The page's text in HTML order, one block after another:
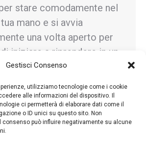
Gestisci Consenso
utilizziamo tecnologie come i cookie
alle informazioni del dispositivo. Il
ci permetterà di elaborare dati come il
o ID unici su questo sito. Non
consenso può influire negativamente su alcune
stare comodamente nel
mano e si avvia
una volta aperto per
iniziare a riprendere in un
al morsetto magnetico
a…